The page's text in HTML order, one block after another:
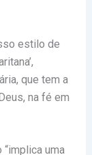
estilo de
que tem a
na fé em
uma